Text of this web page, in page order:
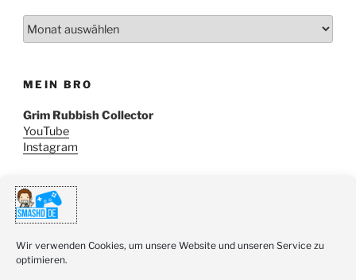
Wir verwenden Cookies, um unsere Website und unseren Service zu
optimieren.
Archiv
MEIN BRO
Grim Rubbish Collector
YouTube
Instagram
SUCHE
Suchen
nach: